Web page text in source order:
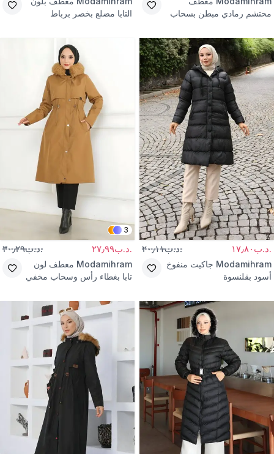
محتشم رمادي مبطن بسحاب
التابا مضلع بخصر برباط
.د.ب١٧٫٨٠ .د.ب٢٠٫١١
Modamihram جاكيت منفوخ
أسود بقلنسوة
3
.د.ب٢٧٫٩٩ .د.ب٣٠٫٢٩
Modamihram معطف لون
تابا بغطاء رأس وسحاب مخفي